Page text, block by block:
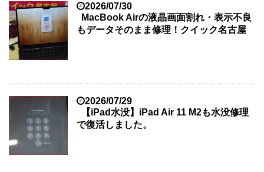
2026/07/30
MacBook Airの液晶画面割れ・表示不良
もデータそのまま修理！クイック名古屋
2026/07/29
【iPad水没】iPad Air 11 M2も水没修理
で復活しました。